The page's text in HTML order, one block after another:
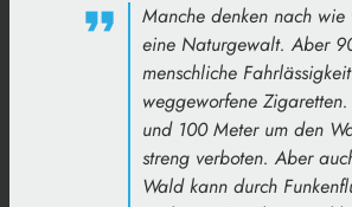
Manche denken nach wie
eine Naturgewalt. Aber
menschliche
weggeworfene
und 100 Meter um den
streng verboten. Aber
Wald kann durch